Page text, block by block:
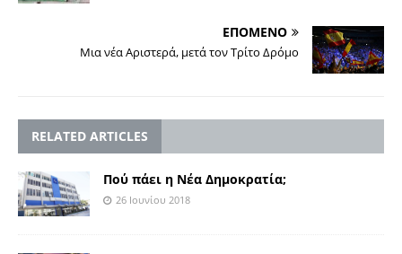
ΕΠΟΜΕΝΟ
Μια νέα Αριστερά, µετά τον Τρίτο Δρόµο
RELATED ARTICLES
Πού πάει η Νέα Δημοκρατία;
26 Ιουνίου 2018